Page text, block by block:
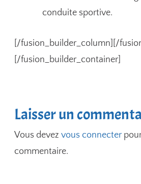
conduite sportive.
[/fusion_builder_column][/
[/fusion_builder_container]
Laisser un
Vous devezvous connecter
commentaire.